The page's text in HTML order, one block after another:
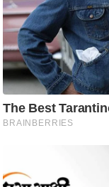
आ
ई
.
चा
य
प
र
क्षा